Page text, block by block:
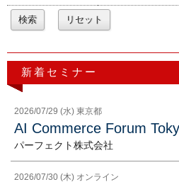
新着セミナー
2026/07/29 (水) 東京都
AI Commerce Forum
パーフェクト株式会社
2026/07/30 (木) オンライン